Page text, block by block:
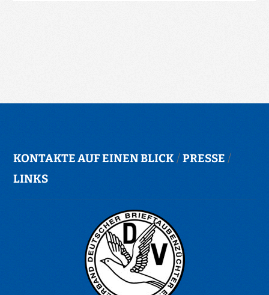
KONTAKTE AUF EINEN BLICK /PRESSE /
LINKS